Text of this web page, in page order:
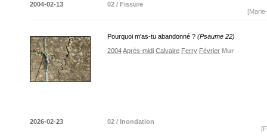
2004-02-13
02 / Fissure
Pourquoi m'as-tu abandonné ? (Psaume 22)
2004Après-midi Calvaire Ferry Février Mur
2026-02-23
02 / Inondation